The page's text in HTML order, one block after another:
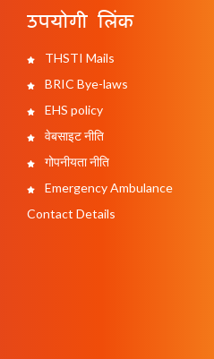
उपयोगी लिंक
THSTI Mails
BRIC Bye-laws
EHS policy
वेबसाइट नीति
गोपनीयता नीति
Emergency Ambulance
Contact Details